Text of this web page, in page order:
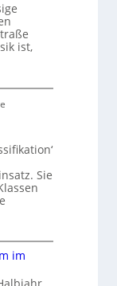
ist,
Sie
im